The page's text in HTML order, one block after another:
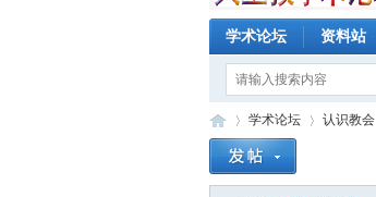
学术论坛 资料站
学术论坛 认识教会